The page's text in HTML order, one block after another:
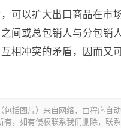
可以扩大出口商品在市
间或总包销人与分包销
相冲突的矛盾，因而又
包括图片）来自网络，由程序自
有，如有侵权联系我们删除，联